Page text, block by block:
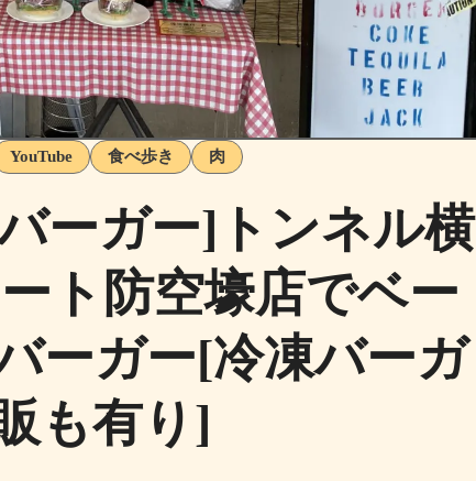
YouTube 食べ歩き 肉
ーガー]トンネル横
ト防空壕店でベー
ーガー[冷凍バーガ
も有り]